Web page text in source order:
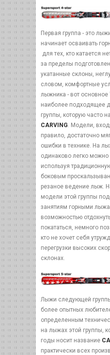
Первая группа - это
начинает осваивать
для тех, кто катается
за пределы
укатанные склоны,
словом, комфортные
лыжника - вот основное
наиболее подходящее
группы, которую часто
CARVING. Модели,
правило, достаточно
ошибки в технике. На
одинаково легко можно
используя
боковым
резаное ведение лыж.
модели этой группы
занятиям горными
возможностью
покататься, немного
кто не хочет себя
перегрузки высоких
склонах.
Лыжи следующей
более опытных
определенным
на лыжах этой группы,
годы носит название
практически всех